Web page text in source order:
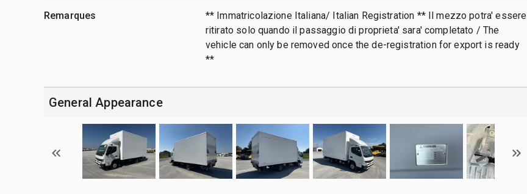
Remarques
** Immatricolazione Italiana/ Italian Registration ** Il mezzo potra' essere
ritirato solo quando il passaggio di proprieta' sara' completato / The
vehicle can only be removed once the de-registration for export is ready
**
General Appearance